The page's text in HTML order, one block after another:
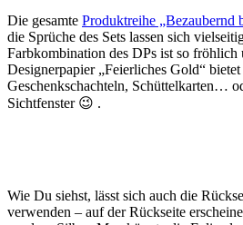
Die gesamte Produktreihe „Bezaubernd
die Sprüche des Sets lassen sich
Farbkombination des DPs ist so fröhlich
Designerpapier „Feierliches Gold“
Geschenkschachteln, Schüttelkarten…
Sichtfenster 😉 .
Wie Du siehst, lässt sich auch die
verwenden – auf der Rückseite